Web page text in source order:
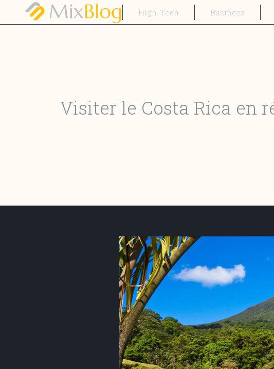
High-Tech Business
Visiter le Costa Rica en